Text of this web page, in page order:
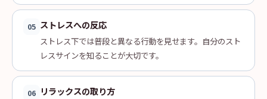
05 ストレスへの反応
ストレス下では普段と異なる行動を見せます。自分のスト
レスサインを知ることが大切です。
06 リラックスの取り方